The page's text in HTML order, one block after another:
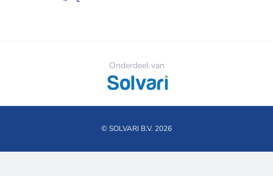
Onderdeel van
© SOLVARI B.V. 2026